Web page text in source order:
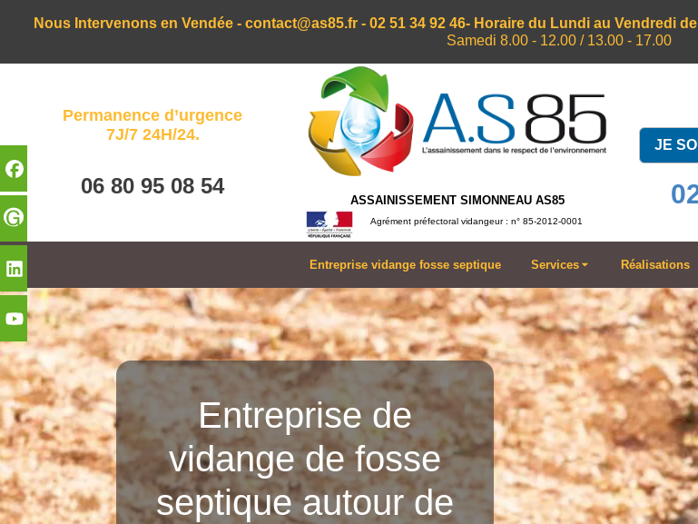
Nous Intervenons en Vendée - contact@as85.fr- 02 51 34 92 46- Horaire du Lundi au Vendredi
Samedi 8.00 - 12.00 / 13.00 - 17.00
Permanence d’urgence
7J/7 24H/24.
06 80 95 08 54
ASSAINISSEMENT SIMONNEAU AS85
Agrément préfectoral vidangeur : n° 85-2012-0001
JE
Entreprise vidange fosse septique Services Réalisations
Entreprise de
vidange de fosse
septique autour de